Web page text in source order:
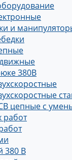
и
380В
цепные с
работ
380 В